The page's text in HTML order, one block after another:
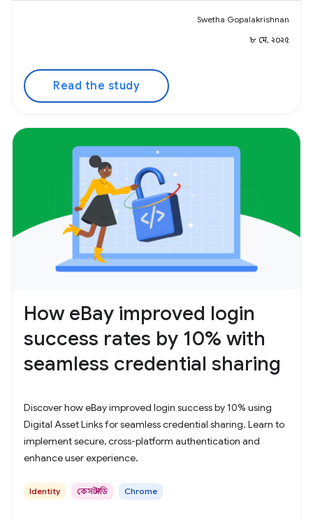
Swetha Gopalakrishnan
৮ মে, ২০২৫
Read the study
How eBay improved login
success rates by 10% with
seamless credential sharing
Discover how eBay improved login success by 10% using
Digital Asset Links for seamless credential sharing. Learn to
implement secure, cross-platform authentication and
enhance user experience.
Identity কেস স্টাডি Chrome